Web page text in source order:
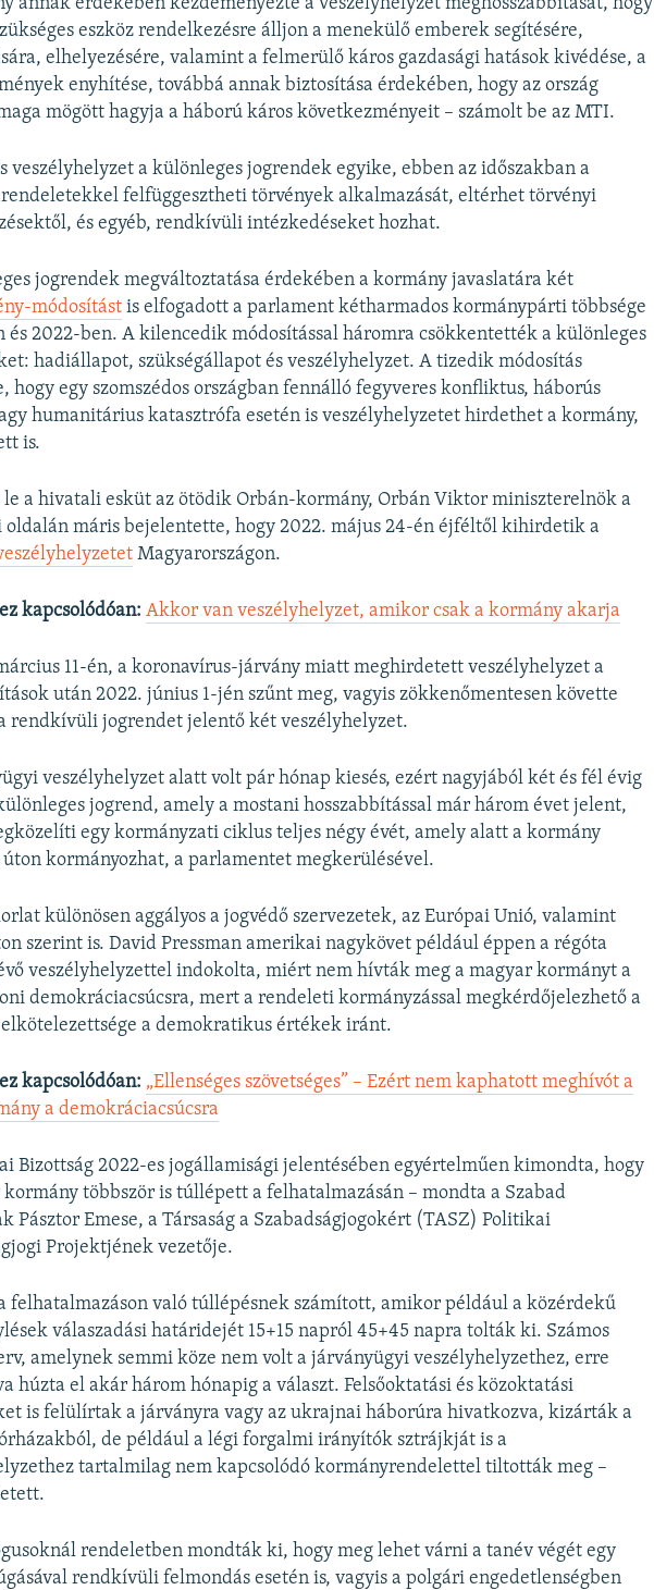
eszköz rendelkezésre álljon a menekülő emberek segítésére,
elhelyezésére, valamint a felmerülő káros gazdasági hatások kivédése, a
enyhítése, továbbá annak biztosítása érdekében, hogy az ország
mögött hagyja a háború káros következményeit – számolt be az MTI.
veszélyhelyzet a különleges jogrendek egyike, ebben az időszakban a
felfüggesztheti törvények alkalmazását, eltérhet törvényi
és egyéb, rendkívüli intézkedéseket hozhat.
jogrendek megváltoztatása érdekében a kormány javaslatára két
módosítást is elfogadott a parlament kétharmados kormánypárti többsége
és 2022-ben. A kilencedik módosítással háromra csökkentették a különleges
hadiállapot, szükségállapot és veszélyhelyzet. A tizedik módosítás
hogy egy szomszédos országban fennálló fegyveres konfliktus, háborús
humanitárius katasztrófa esetén is veszélyhelyzetet hirdethet a kormány,
is.
a hivatali esküt az ötödik Orbán-kormány, Orbán Viktor miniszterelnök a
oldalán máris bejelentette, hogy 2022. május 24-én éjféltől kihirdetik a
Magyarországon.
kapcsolódóan: Akkor van veszélyhelyzet, amikor csak a kormány akarja
11-én, a koronavírus-járvány miatt meghirdetett veszélyhelyzet a
után 2022. június 1-jén szűnt meg, vagyis zökkenőmentesen követte
rendkívüli jogrendet jelentő két veszélyhelyzet.
veszélyhelyzet alatt volt pár hónap kiesés, ezért nagyjából két és fél évig
jogrend, amely a mostani hosszabbítással már három évet jelent,
egy kormányzati ciklus teljes négy évét, amely alatt a kormány
kormányozhat, a parlamentet megkerülésével.
különösen aggályos a jogvédő szervezetek, az Európai Unió, valamint
szerint is. David Pressman amerikai nagykövet például éppen a régóta
veszélyhelyzettel indokolta, miért nem hívták meg a magyar kormányt a
demokráciacsúcsra, mert a rendeleti kormányzással megkérdőjelezhető a
a demokratikus értékek iránt.
kapcsolódóan: „Ellenséges szövetséges” – Ezért nem kaphatott meghívót a
a demokráciacsúcsra
Bizottság 2022-es jogállamisági jelentésében egyértelműen kimondta, hogy
kormány többször is túllépett a felhatalmazásán – mondta a Szabad
Pásztor Emese, a Társaság a Szabadságjogokért (TASZ) Politikai
Projektjének vezetője.
felhatalmazáson való túllépésnek számított, amikor például a közérdekű
válaszadási határidejét 15+15 napról 45+45 napra tolták ki. Számos
amelynek semmi köze nem volt a járványügyi veszélyhelyzethez, erre
húzta el akár három hónapig a választ. Felsőoktatási és közoktatási
is felülírtak a járványra vagy az ukrajnai háborúra hivatkozva, kizárták a
de például a légi forgalmi irányítók sztrájkját is a
tartalmilag nem kapcsolódó kormányrendelettel tiltották meg –
rendeletben mondták ki, hogy meg lehet várni a tanév végét egy
rendkívüli felmondás esetén is, vagyis a polgári engedetlenségben